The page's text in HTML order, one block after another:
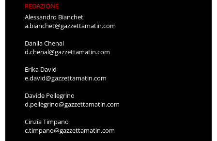
REDAZIONE
Alessandro Bianchet
a.bianchet@gazzettamatin.com
Danila Chenal
d.chenal@gazzettamatin.com
Erika David
e.david@gazzettamatin.com
Davide Pellegrino
d.pellegrino@gazzettamatin.com
Cinzia Timpano
c.timpano@gazzettamatin.com